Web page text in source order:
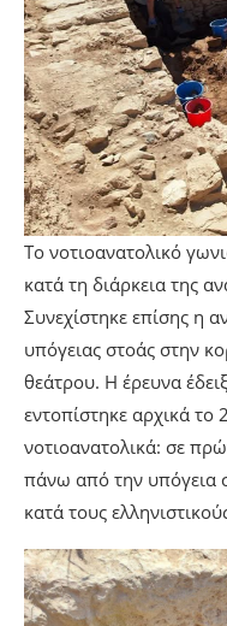
Το νοτιοανατολικό
κατά τη διάρκεια της
Συνεχίστηκε επίσης η
υπόγειας στοάς στην
θεάτρου. Η έρευνα
εντοπίστηκε αρχικά το
νοτιοανατολικά: σε
πάνω από την υπόγεια
κατά τους